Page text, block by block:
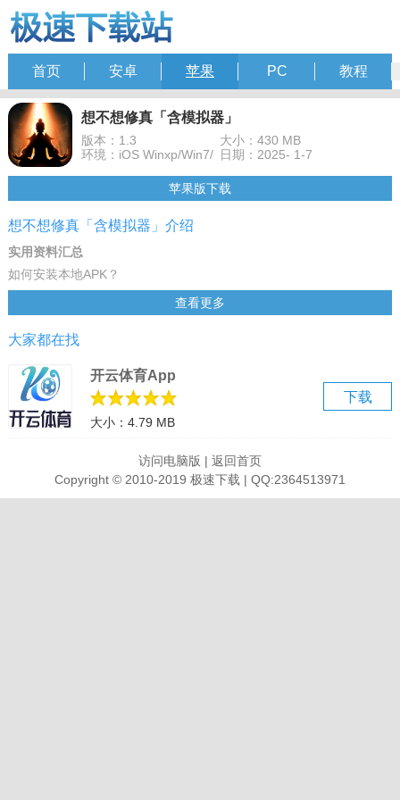
首页 安卓 苹果 PC 教程
想不想修真「含模拟器」
版本：1.3
大小：430 MB
环境：iOS Winxp/Win7/ 日期：2025- 1-7
苹果版下载
想不想修真「含模拟器」介绍
实用资料汇总
如何安装本地APK？
如何设置按键？
如何多开模拟器？
卡顿闪退 vt开启教程
模拟器导出视频apk文件
模拟器操作录制教程
网络异常修改DNS
想不想修真电脑版介绍
道友仙缘已到，想不想修真？
查看更多
大家都在找
下载
开云体育App
大小：4.79 MB
访问电脑版 | 返回首页
Copyright © 2010-2019 极速下载 | QQ:2364513971